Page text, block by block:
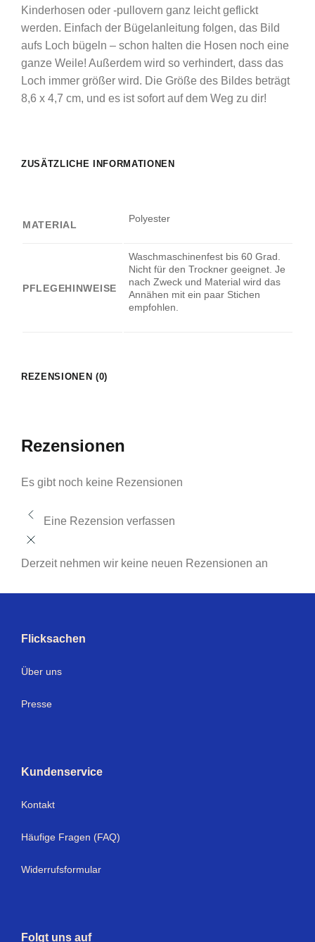
Kinderhosen oder -pullovern ganz leicht geflickt
werden. Einfach der Bügelanleitung folgen, das Bild
aufs Loch bügeln – schon halten die Hosen noch eine
ganze Weile! Außerdem wird so verhindert, dass das
Loch immer größer wird. Die Größe des Bildes beträgt
8,6 x 4,7 cm, und es ist sofort auf dem Weg zu dir!
ZUSÄTZLICHE INFORMATIONEN
MATERIAL
Polyester
PFLEGEHINWEISE
Waschmaschinenfest bis 60 Grad.
Nicht für den Trockner geeignet. Je
nach Zweck und Material wird das
Annähen mit ein paar Stichen
empfohlen.
REZENSIONEN (0)
Rezensionen
Es gibt noch keine Rezensionen
Eine Rezension verfassen
Derzeit nehmen wir keine neuen Rezensionen an
Flicksachen
Über uns
Presse
Kundenservice
Kontakt
Häufige Fragen (FAQ)
Widerrufsformular
Folgt uns auf